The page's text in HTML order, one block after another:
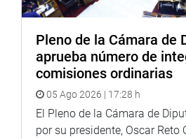
Pleno de la Cámara de
aprueba número de
comisiones ordinarias
05 Ago 2026 | 17:28 h
El Pleno de la Cámara de
por su presidente, Oscar Reto